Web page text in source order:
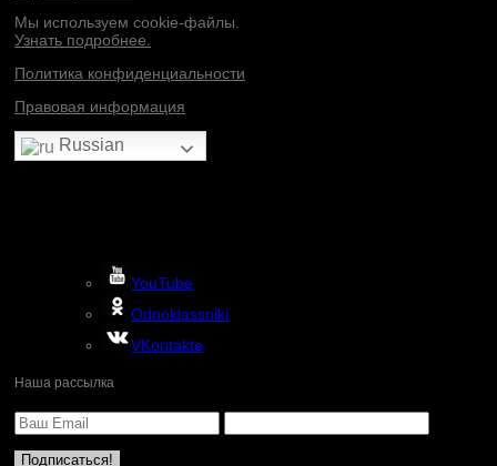
Мы используем cookie-файлы.
Узнать подробнее.
Политика конфиденциальности
Правовая информация
Russian
YouTube
Odnoklassniki
VKontakte
Наша рассылка